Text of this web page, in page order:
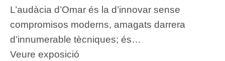
L’audàcia d’Omar és la d’innovar sense
compromisos moderns, amagats darrera
d’innumerable tècniques; és…
Veure exposició